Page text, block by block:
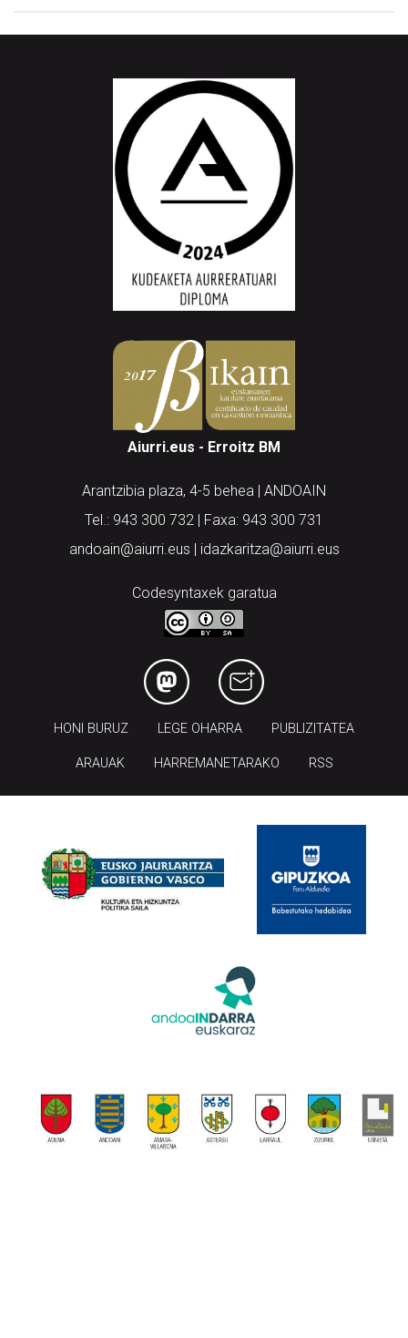
Aiurri.eus - Erroitz BM
Arantzibia plaza, 4-5 behea | ANDOAIN
Tel.: 943 300 732 | Faxa: 943 300 731
andoain@aiurri.eus | idazkaritza@aiurri.eus
Codesyntaxek garatua
HONI BURUZ LEGE OHARRA PUBLIZITATEA
ARAUAK HARREMANETARAKO RSS